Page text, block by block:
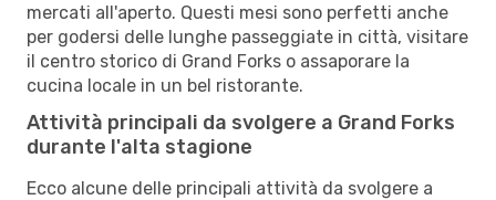
mercati all'aperto. Questi mesi sono perfetti anche
per godersi delle lunghe passeggiate in città, visitare
il centro storico di Grand Forks o assaporare la
cucina locale in un bel ristorante.
Attività principali da svolgere a Grand Forks
durante l'alta stagione
Ecco alcune delle principali attività da svolgere a